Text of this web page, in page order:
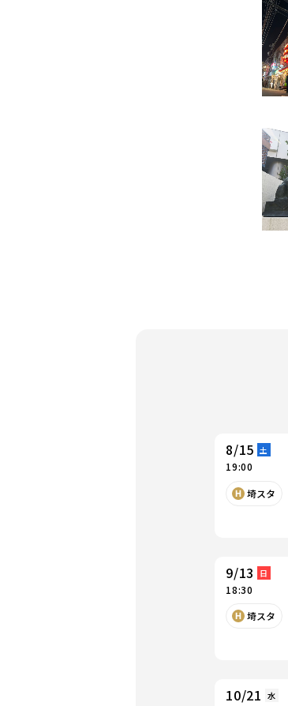
8/15 土
19:00
埼スタ別
9/13 日
18:30
埼スタ別
10/21 水